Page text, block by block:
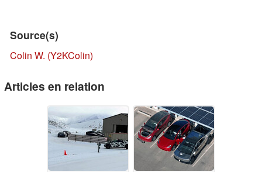
Source(s)
Colin W. (Y2KColin)
Articles en relation